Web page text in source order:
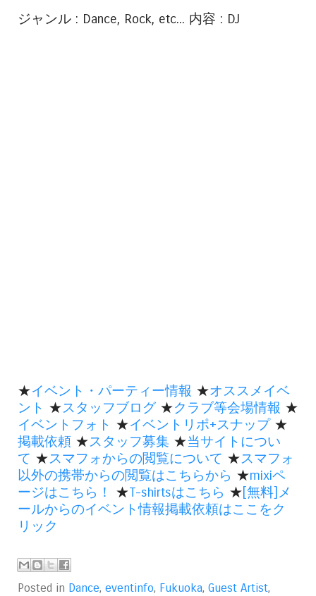
ジャンル : Dance, Rock, etc... 内容 : DJ
★イベント・パーティー情報 ★オススメイベ
ント ★スタッフブログ ★クラブ等会場情報 ★
イベントフォト ★イベントリポ+スナップ★
掲載依頼 ★スタッフ募集 ★当サイトについ
て ★スマフォからの閲覧について ★スマフォ
以外の携帯からの閲覧はこちらから ★mixiペ
ージはこちら！
★T-shirtsはこちら ★[無料]メ
ールからのイベント情報掲載依頼はここをク
リック
Posted in Dance, eventinfo, Fukuoka, Guest Artist,